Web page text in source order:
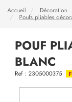
Accueil Décoration
Poufs pliables
POUF
BLANC
Ref : 2305000375